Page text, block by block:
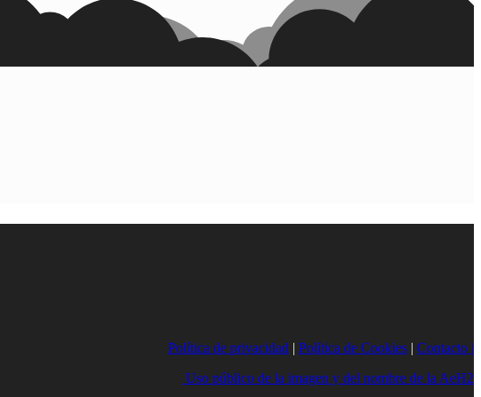
Política de privacidad | Política de Cookies | Contacto |
Uso público de la imagen y del nombre de la AeH2